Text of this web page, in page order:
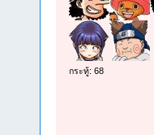
กระทู้: 68